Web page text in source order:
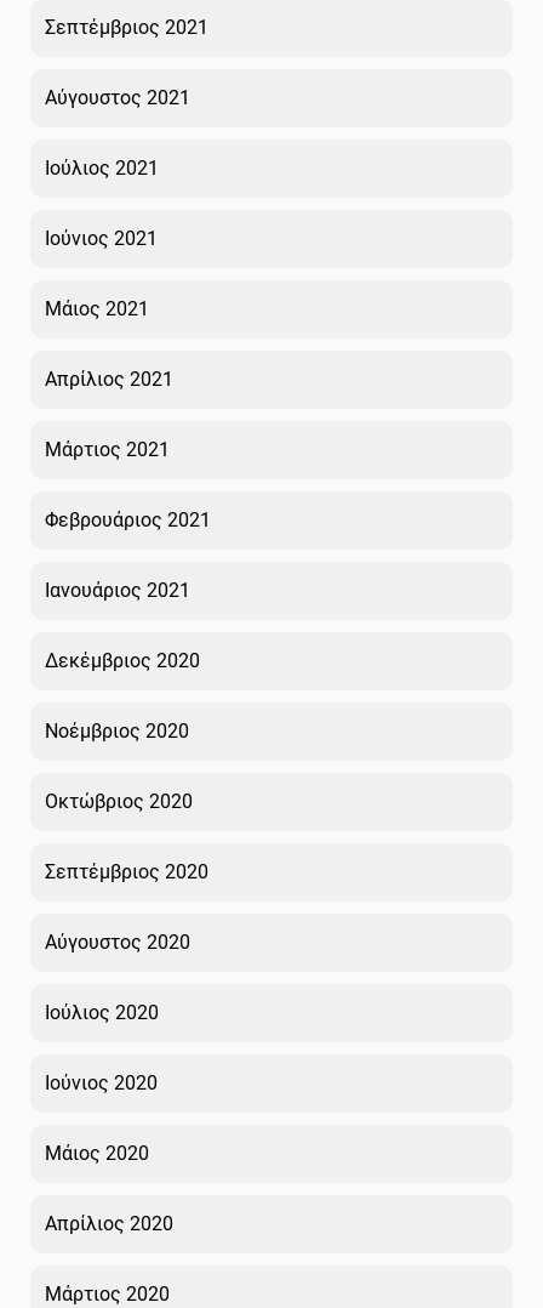
Σεπτέμβριος 2021
Αύγουστος 2021
Ιούλιος 2021
Ιούνιος 2021
Μάιος 2021
Απρίλιος 2021
Μάρτιος 2021
Φεβρουάριος 2021
Ιανουάριος 2021
Δεκέμβριος 2020
Νοέμβριος 2020
Οκτώβριος 2020
Σεπτέμβριος 2020
Αύγουστος 2020
Ιούλιος 2020
Ιούνιος 2020
Μάιος 2020
Απρίλιος 2020
Μάρτιος 2020